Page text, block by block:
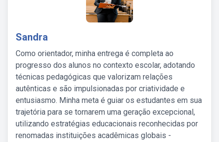
Sandra
Como orientador, minha entrega é completa ao
progresso dos alunos no contexto escolar, adotando
técnicas pedagógicas que valorizam relações
autênticas e são impulsionadas por criatividade e
entusiasmo. Minha meta é guiar os estudantes em sua
trajetória para se tornarem uma geração excepcional,
utilizando estratégias educacionais reconhecidas por
renomadas instituições acadêmicas globais -